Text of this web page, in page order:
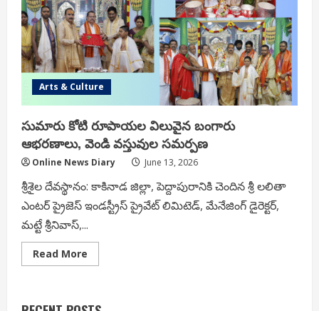
Arts & Culture
సుమారు కోటి రూపాయల విలువైన బంగారు
ఆభరణాలు, వెండి వస్తువుల సమర్పణ
Online News Diary June 13, 2026
శ్రీశైల దేవస్థానం: కాకినాడ జిల్లా, పెద్దాపురానికి చెందిన శ్రీ లలితా
ఎంటర్ ప్రైజెస్ ఇండస్ట్రీస్ ప్రైవేట్ లిమిటెడ్, మేనేజింగ్ డైరెక్టర్,
మట్టే శ్రీనివాస్,...
Read More
more
రూపాయల